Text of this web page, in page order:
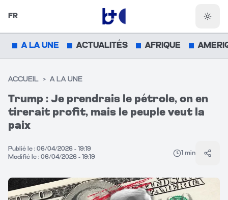
FR
A LA UNE ACTUALITÉS AFRIQUE
ACCUEIL > A LA UNE
Trump : Je prendrais le pétrole, on en
tirerait profit, mais le peuple veut la
paix
Publié le : 06/04/2026 - 19:19
Modifié le : 06/04/2026 - 19:19
1 min